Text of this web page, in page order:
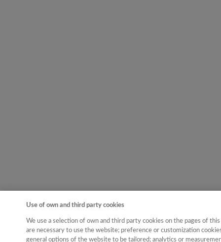
Use of own and third party cookies
We use a selection of own and third party cookies on the pages of
are necessary to use the website; preference or customization
general options of the website to be tailored; analytics or